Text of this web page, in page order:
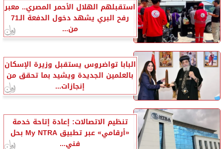
استقبلهم الهلال الأحمر المصري.. معبر
رفح البري يشهد دخول الدفعة الـ71
من...
البابا تواضروس يستقبل وزيرة الإسكان
بالعلمين الجديدة ويشيد بما تحقق من
إنجازات...
تنظيم الاتصالات: إعادة إتاحة خدمة
«أرقامي» عبر تطبيق My NTRA بحل
فني...